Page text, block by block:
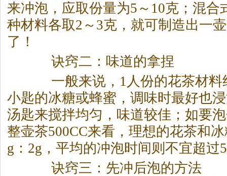
来冲泡，应取份量为5～10克；混合
种材料各取2～3克，就可制造出一
了！
诀窍二：味道的拿捏
一般来说，1人份的花茶材料
小匙的冰糖或蜂蜜，调味时最好也
汤匙来搅拌均匀，味道较佳；如要
整壶茶500CC来看，理想的花茶和
g：2g，平均的冲泡时间则不宜超过
诀窍三：先冲后泡的方法